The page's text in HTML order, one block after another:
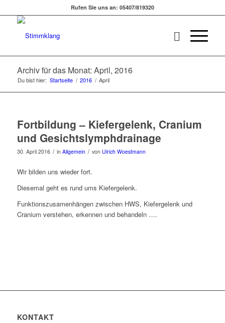
Rufen Sie uns an: 05407/819320
Archiv für das Monat: April, 2016
Du bist hier: Startseite / 2016 / April
Fortbildung – Kiefergelenk, Cranium
und Gesichtslymphdrainage
30. April 2016 / in Allgemein / von Ulrich Woestmann
Wir bilden uns wieder fort.
Diesemal geht es rund ums Kiefergelenk.
Funktionszusamenhängen zwischen HWS, Kiefergelenk und
Cranium verstehen, erkennen und behandeln ….
KONTAKT